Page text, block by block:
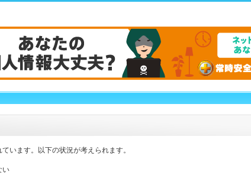
います。以下の状況が考えられます。
い